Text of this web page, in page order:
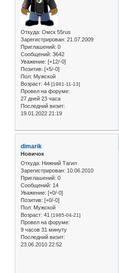
Откуда: Омск 55rus
Зарегистрирован: 21.07.2009
Приглашений: 0
Сообщений: 3642
Уважение: [+12/-0]
Позитив: [+5/-0]
Пол: Мужской
Возраст: 44 [1981-11-13]
Провел на форуме:
27 дней 23 часа
Последний визит:
19.01.2022 21:19
dimarik
Новичок
Откуда: Нижний Тагил
Зарегистрирован: 10.06.2010
Приглашений: 0
Сообщений: 14
Уважение: [+0/-0]
Позитив: [+0/-0]
Пол: Мужской
Возраст: 41 [1985-04-21]
Провел на форуме:
9 часов 31 минуту
Последний визит:
23.06.2010 22:52